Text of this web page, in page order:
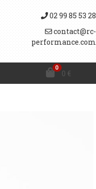
02 99 85 53 28
contact@rc-
performance.com
0
0 €